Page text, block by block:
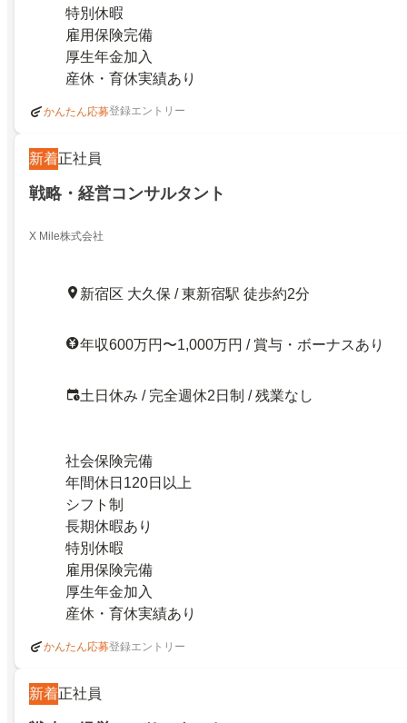
特別休暇
雇用保険完備
厚生年金加入
産休・育休実績あり
かんたん応募登録エントリー
新着正社員
戦略・経営コンサルタント
X Mile株式会社
新宿区 大久保 / 東新宿駅 徒歩約2分
年収600万円〜1,000万円 / 賞与・ボーナスあり
土日休み / 完全週休2日制 / 残業なし
社会保険完備
年間休日120日以上
シフト制
長期休暇あり
特別休暇
雇用保険完備
厚生年金加入
産休・育休実績あり
かんたん応募登録エントリー
新着正社員